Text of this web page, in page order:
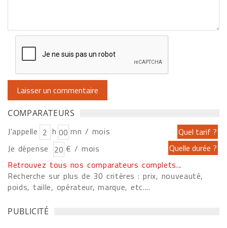
COMPARATEURS
J'appelle h
mn / mois
Je dépense
€ / mois
Retrouvez tous nos comparateurs complets...
Recherche sur plus de 30 critères : prix, nouveauté,
poids, taille, opérateur, marque, etc....
PUBLICITÉ